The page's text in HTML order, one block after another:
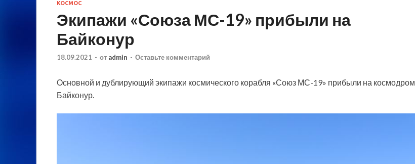
КОСМОС
Экипажи «Союза МС-19» прибыли на
Байконур
18.09.2021 - от admin - Оставьте комментарий
Основной и дублирующий экипажи космического корабля «Союз МС-19» прибыли на космодром
Байконур.